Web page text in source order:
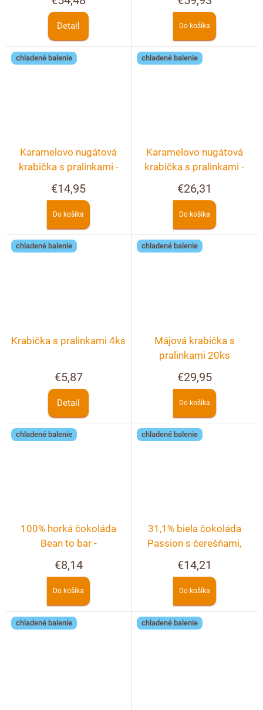
Detail Do košíka
chladené balenie
Karamelovo nugátová
krabička s pralinkami -
€14,95
Do košíka
chladené balenie
Karamelovo nugátová
krabička s pralinkami -
€26,31
Do košíka
chladené balenie
Krabička s pralinkami 4ks
€5,87
Detail
chladené balenie
Májová krabička s
pralinkami 20ks
€29,95
Do košíka
chladené balenie
100% horká čokoláda
Bean to bar -
Dominikánska republika
€8,14
Do košíka
chladené balenie
31,1% biela čokoláda
Passion s čerešňami,
malinami, černicami a
ružou
€14,21
Do košíka
chladené balenie chladené balenie